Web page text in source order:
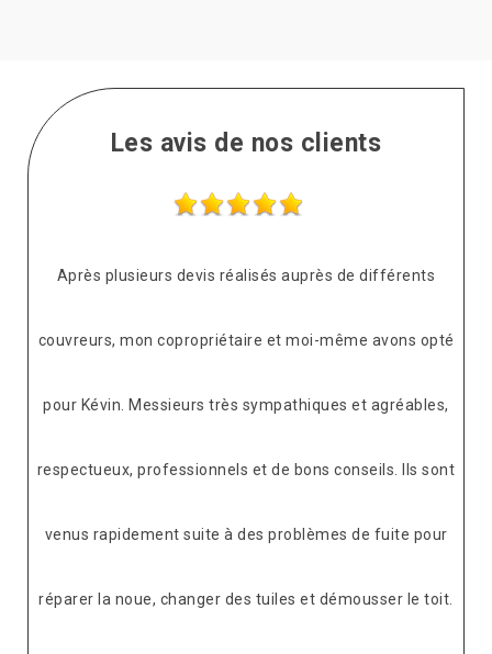
Les avis de nos clients
Après plusieurs devis réalisés auprès de différents
couvreurs, mon copropriétaire et moi-même avons opté
pour Kévin. Messieurs très sympathiques et agréables,
respectueux, professionnels et de bons conseils. Ils sont
venus rapidement suite à des problèmes de fuite pour
réparer la noue, changer des tuiles et démousser le toit.